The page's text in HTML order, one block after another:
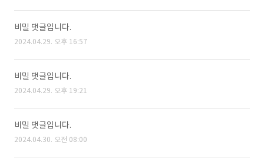
비밀 댓글입니다.
2024.04.29. 오후 16:57
비밀 댓글입니다.
2024.04.29. 오후 19:21
비밀 댓글입니다.
2024.04.30. 오전 08:00